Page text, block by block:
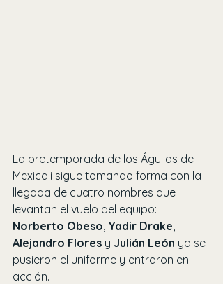
La pretemporada de los Águilas de
Mexicali sigue tomando forma con la
llegada de cuatro nombres que
levantan el vuelo del equipo:
Norberto Obeso, Yadir Drake,
Alejandro Flores y Julián León ya se
pusieron el uniforme y entraron en
acción.